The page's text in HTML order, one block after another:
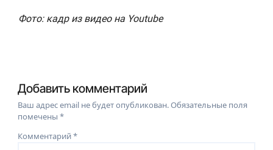
Фото: кадр из видео на Youtube
Добавить комментарий
Ваш адрес email не будет опубликован.Обязательные поля
помечены*
Комментарий*